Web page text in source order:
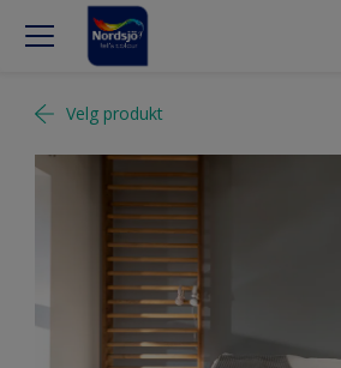
Velg produkt